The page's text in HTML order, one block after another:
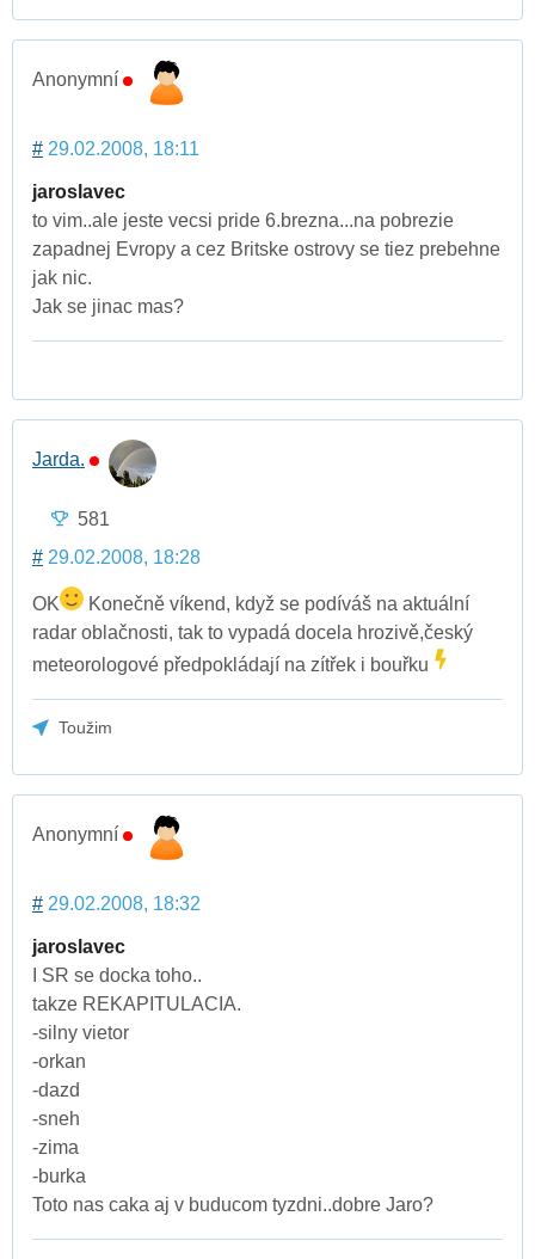
Anonymní
# 29.02.2008, 18:11
jaroslavec
to vim..ale jeste vecsi pride 6.brezna...na pobrezie
zapadnej Evropy a cez Britske ostrovy se tiez prebehne
jak nic.
Jak se jinac mas?
Jarda.
581
# 29.02.2008, 18:28
OK
Konečně víkend, když se podíváš na aktuální
radar oblačnosti, tak to vypadá docela hrozivě,český
meteorologové předpokládají na zítřek i bouřku
Toužim
Anonymní
# 29.02.2008, 18:32
jaroslavec
I SR se docka toho..
takze REKAPITULACIA.
-silny vietor
-orkan
-dazd
-sneh
-zima
-burka
Toto nas caka aj v buducom tyzdni..dobre Jaro?